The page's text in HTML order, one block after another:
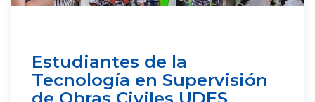
Estudiantes de la
Tecnología en Supervisión
de Obras Civiles UDES